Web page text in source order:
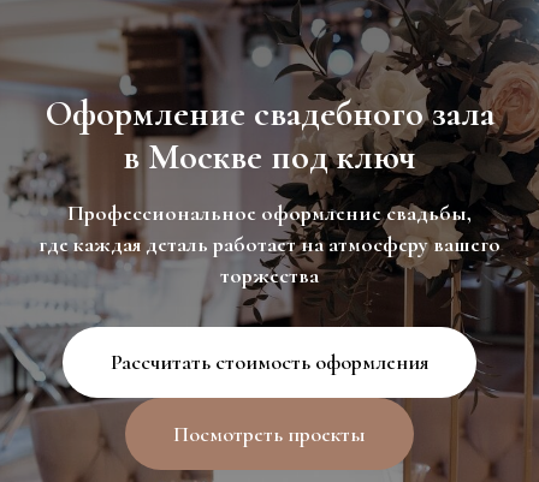
Оформление свадебного зала
в Москве под ключ
Профессиональное оформление свадьбы,
где каждая деталь работает на атмосферу вашего
торжества
Рассчитать стоимость оформления
Посмотреть проекты